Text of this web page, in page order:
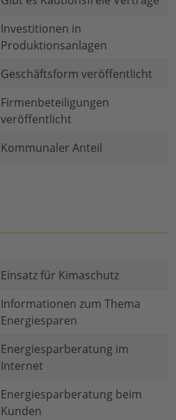
Investitionen in
Produktionsanlagen
Geschäftsform veröffentlicht
Firmenbeteiligungen
veröffentlicht
Kommunaler Anteil
Einsatz für Kimaschutz
Informationen zum Thema
Energiesparen
Energiesparberatung im
Internet
Energiesparberatung beim
Kunden